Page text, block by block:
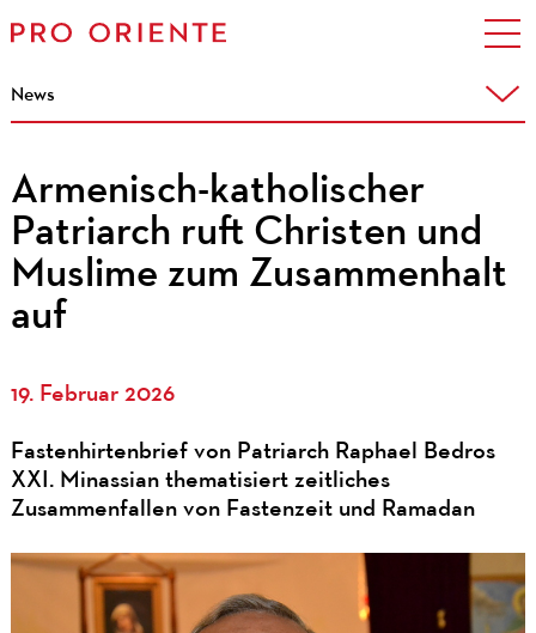
News
Armenisch-katholischer
Patriarch ruft Christen und
Muslime zum Zusammenhalt
auf
19. Februar 2026
Fastenhirtenbrief von Patriarch Raphael Bedros
XXI. Minassian thematisiert zeitliches
Zusammenfallen von Fastenzeit und Ramadan